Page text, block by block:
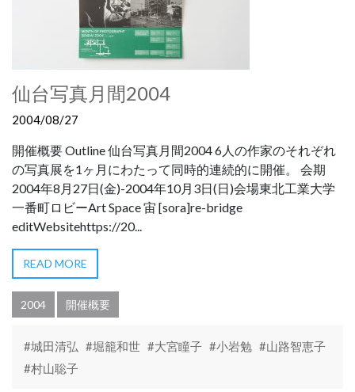
仙台写真月間2004
2004/08/27
開催概要 Outline 仙台写真月間2004 6人の作家のそれぞれ
の写真展を1ヶ月にわたって同時的連続的に開催。 会期
2004年8月27日(金)-2004年10月3日(日)会場東北工業大学
一番町ロビーArt Space 宙 [sora]re-bridge
editWebsitehttps://20...
READ MORE
2004 開催概要
#城田清弘 #堀籠和世 #大宮瞳子 #小岩勉 #山路智恵子
#村山聡子